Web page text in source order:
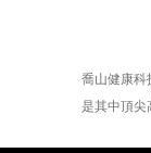
喬山健康科
是其中頂